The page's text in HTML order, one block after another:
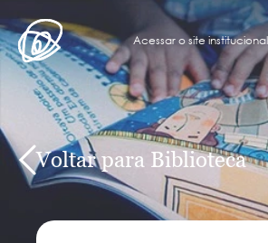
Acessar o site institucional
Voltar para Biblioteca